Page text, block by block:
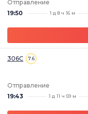
Отправление
19:50
1 д 8 ч 16 м
306С 7.6
Отправление
19:43
1 д 11 ч 59 м